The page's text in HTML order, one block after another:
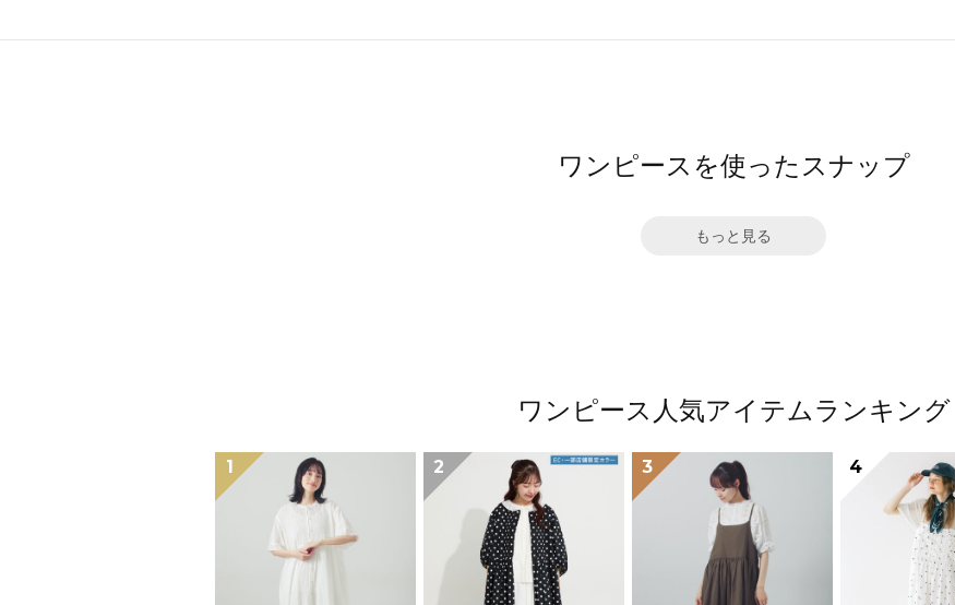
ワンピースを使ったスナップ
もっと見る
ワンピース人気アイテムランキング
1 2 3 4